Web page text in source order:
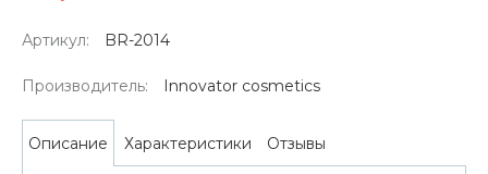
Артикул: BR-2014
Производитель: Innovator cosmetics
Описание Характеристики Отзывы